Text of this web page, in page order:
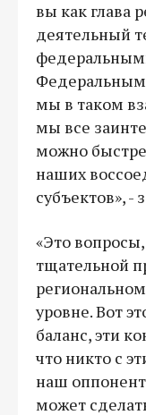
вы как глава
деятельный
Федеральным
мы в таком
мы все
можно
наших
субъектов», -
«Это
тщательной
уровне. Вот
баланс, эти
что никто с
наш
может